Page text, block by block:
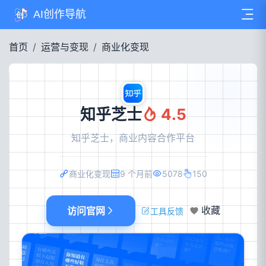
AI创作导航
首页 运营与变现 商业化变现
知乎芝士 4.5
知乎芝士，商业内容合作平台
商业化变现 9 个月前 5078 150
访问官网 工具反馈 收藏